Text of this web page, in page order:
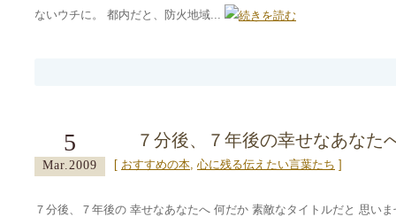
ないウチに。 都内だと、防火地域...
７分後、７年後の幸せなあなた
5
Mar.2009 [ おすすめの本 心に残る伝えたい言葉たち ]
７分後、７年後の 幸せなあなたへ 何だか 素敵なタイトルだと 思い